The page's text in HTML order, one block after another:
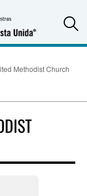
Methodist Church